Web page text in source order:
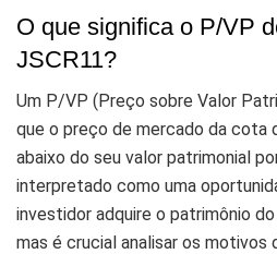
O que significa o P/VP
JSCR11?
Um P/VP (Preço sobre Valor
que o preço de mercado da cota
abaixo do seu valor patrimonial
interpretado como uma
investidor adquire o patrimônio
mas é crucial analisar os motivos